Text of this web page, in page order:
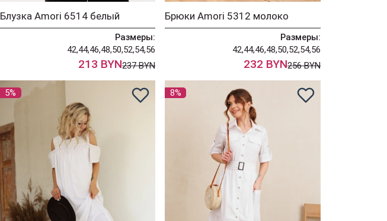
Блузка Amori 6514 белый
Размеры:
42,44,46,48,50,52,54,56
213 BYN237 BYN
Брюки Amori 5312 молоко
Размеры:
42,44,46,48,50,52,54,56
232 BYN256 BYN
5% 8%